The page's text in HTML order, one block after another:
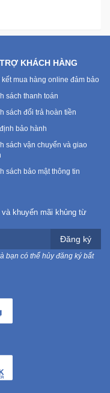
KHÁCH HÀNG
kết mua hàng online đảm bảo
sách thanh toán
sách đổi trả hoàn tiền
bảo hành
sách vận chuyển và giao
sách bảo mật thông tin
khuyến mãi khủng từ
Đăng ký
bạn có thể hủy đăng ký bất